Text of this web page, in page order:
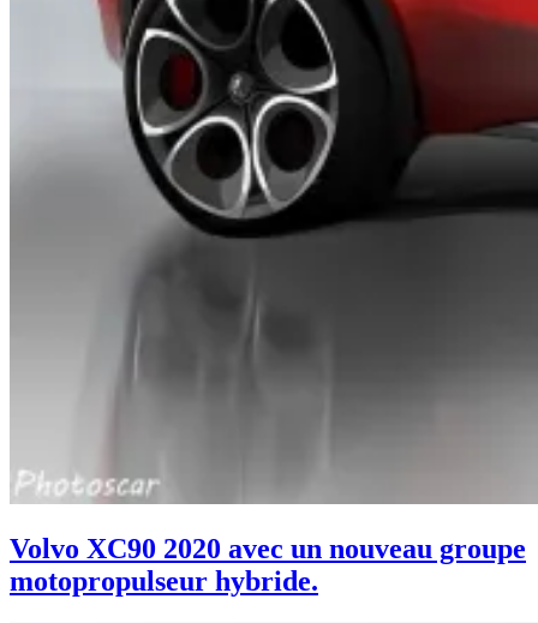
Volvo XC90 2020 avec un nouveau groupe
motopropulseur hybride.